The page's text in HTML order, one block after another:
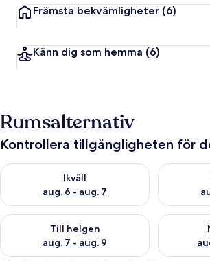
Främsta bekvämligheter (6)
Känn dig som hemma (6)
Rumsalternativ
Kontrollera tillgängligheten för
Ikväll
aug. 6 - aug. 7
Kontrollera tillgängligheten för ikväll aug.
Till helgen
aug. 7 - aug. 9
Kontrollera tillgängligheten för den här